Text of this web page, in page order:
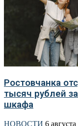
Ростовчанка
тысяч рублей
шкафа
НОВОСТИ 6